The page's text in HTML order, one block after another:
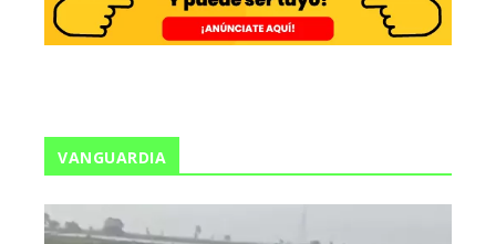
VANGUARDIA